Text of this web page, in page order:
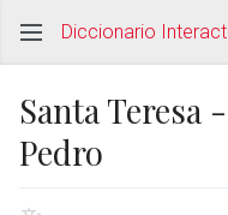
Diccionario
Santa Teresa
Pedro